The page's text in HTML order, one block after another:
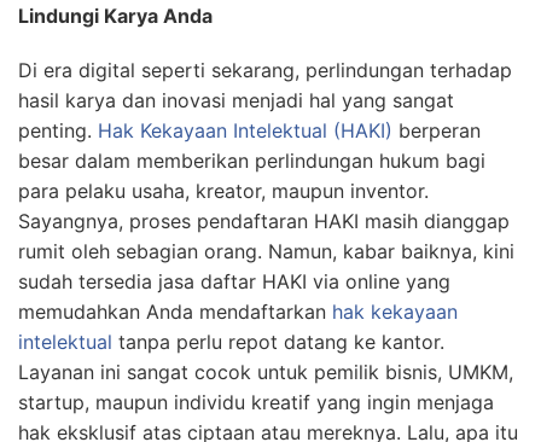
Lindungi Karya Anda
Di era digital seperti sekarang, perlindungan terhadap
hasil karya dan inovasi menjadi hal yang sangat
penting. Hak Kekayaan Intelektual (HAKI) berperan
besar dalam memberikan perlindungan hukum bagi
para pelaku usaha, kreator, maupun inventor.
Sayangnya, proses pendaftaran HAKI masih dianggap
rumit oleh sebagian orang. Namun, kabar baiknya, kini
sudah tersedia jasa daftar HAKI via online yang
memudahkan Anda mendaftarkan hak kekayaan
intelektual tanpa perlu repot datang ke kantor.
Layanan ini sangat cocok untuk pemilik bisnis, UMKM,
startup, maupun individu kreatif yang ingin menjaga
hak eksklusif atas ciptaan atau mereknya. Lalu, apa itu